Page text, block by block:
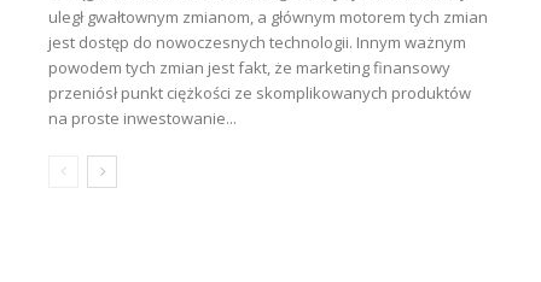
uległ gwałtownym zmianom, a głównym motorem tych zmian
jest dostęp do nowoczesnych technologii. Innym ważnym
powodem tych zmian jest fakt, że marketing finansowy
przeniósł punkt ciężkości ze skomplikowanych produktów
na proste inwestowanie...